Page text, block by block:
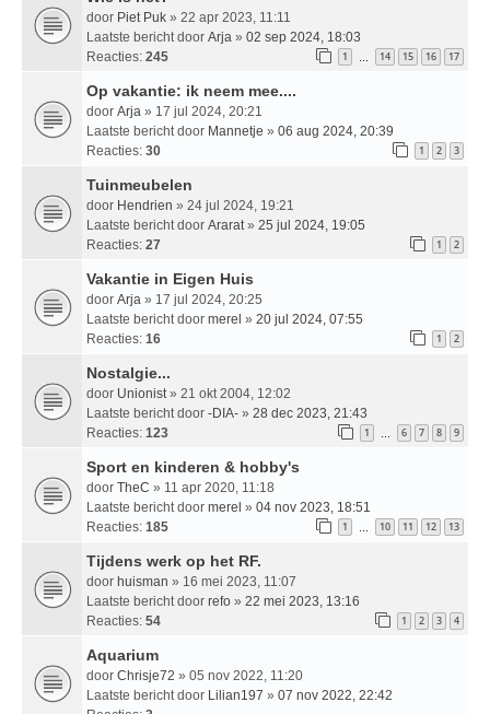
door Piet Puk » 22 apr 2023, 11:11
Laatste bericht door Arja » 02 sep 2024, 18:03
Reacties: 245 1 … 14 15 16 17
Op vakantie: ik neem mee....
door Arja » 17 jul 2024, 20:21
Laatste bericht door Mannetje » 06 aug 2024, 20:39
Reacties: 30 1 2 3
Tuinmeubelen
door Hendrien » 24 jul 2024, 19:21
Laatste bericht door Ararat » 25 jul 2024, 19:05
Reacties: 27 1 2
Vakantie in Eigen Huis
door Arja » 17 jul 2024, 20:25
Laatste bericht door merel » 20 jul 2024, 07:55
Reacties: 16 1 2
Nostalgie...
door Unionist » 21 okt 2004, 12:02
Laatste bericht door -DIA- » 28 dec 2023, 21:43
Reacties: 123 1 … 6 7 8 9
Sport en kinderen & hobby's
door TheC » 11 apr 2020, 11:18
Laatste bericht door merel » 04 nov 2023, 18:51
Reacties: 185 1 … 10 11 12 13
Tijdens werk op het RF.
door huisman » 16 mei 2023, 11:07
Laatste bericht door refo » 22 mei 2023, 13:16
Reacties: 54 1 2 3 4
Aquarium
door Chrisje72 » 05 nov 2022, 11:20
Laatste bericht door Lilian197 » 07 nov 2022, 22:42